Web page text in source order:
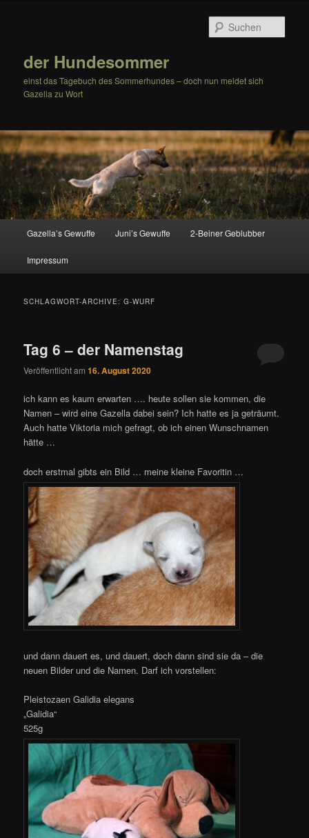
der Hundesommer
einst das Tagebuch des Sommerhundes – doch nun meldet sich
Gazella zu Wort
Gazella’s Gewuffe Juni’s Gewuffe 2-Beiner Geblubber
Impressum
SCHLAGWORT-ARCHIVE:G-WURF
Tag 6 – der Namenstag
Veröffentlicht am16. August 2020
ich kann es kaum erwarten …. heute sollen sie kommen, die
Namen – wird eine Gazella dabei sein? Ich hatte es ja geträumt.
Auch hatte Viktoria mich gefragt, ob ich einen Wunschnamen
hätte …
doch erstmal gibts ein Bild … meine kleine Favoritin …
und dann dauert es, und dauert, doch dann sind sie da – die
neuen Bilder und die Namen. Darf ich vorstellen:
Pleistozaen Galidia elegans
„Galidia“
525g